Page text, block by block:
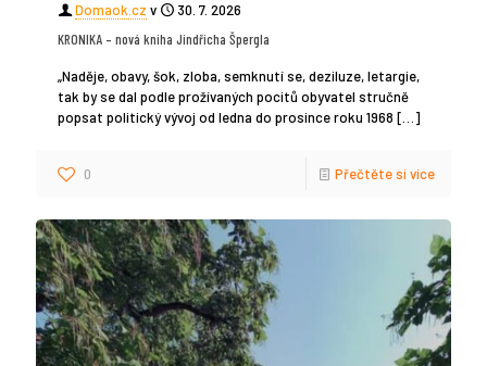
Domaok.cz v
30. 7. 2026
KRONIKA – nová kniha Jindřicha Špergla
„Naděje, obavy, šok, zloba, semknutí se, deziluze, letargie,
tak by se dal podle prožívaných pocitů obyvatel stručně
popsat politický vývoj od ledna do prosince roku 1968 […]
0 Přečtěte si více